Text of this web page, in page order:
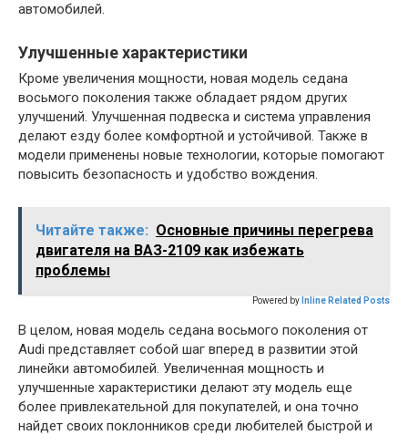
автомобилей.
Улучшенные характеристики
Кроме увеличения мощности, новая модель седана
восьмого поколения также обладает рядом других
улучшений. Улучшенная подвеска и система управления
делают езду более комфортной и устойчивой. Также в
модели применены новые технологии, которые помогают
повысить безопасность и удобство вождения.
Читайте также: Основные причины перегрева
двигателя на ВАЗ-2109 как избежать
проблемы
Powered by Inline Related Posts
В целом, новая модель седана восьмого поколения от
Audi представляет собой шаг вперед в развитии этой
линейки автомобилей. Увеличенная мощность и
улучшенные характеристики делают эту модель еще
более привлекательной для покупателей, и она точно
найдет своих поклонников среди любителей быстрой и